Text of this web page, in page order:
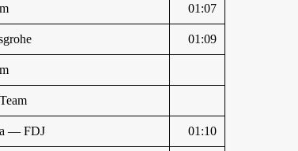
01:07
01:09
— FDJ 01:10